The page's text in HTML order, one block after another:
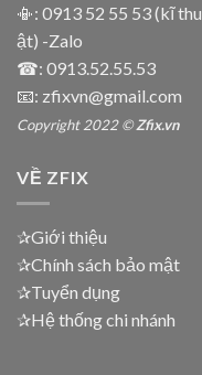
📳: 0913 52 55 53 (kĩ thu
ật) -Zalo
☎: 0913.52.55.53
📧: zfixvn@gmail.com
Copyright 2022 ©Zfix.vn
VỀ ZFIX
✰Giới thiệu
✰Chính sách bảo mật
✰Tuyển dụng
✰Hệ thống chi nhánh